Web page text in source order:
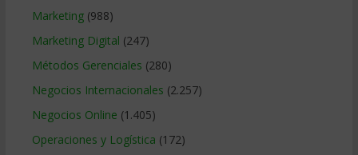
Marketing(988)
Marketing Digital (247)
Métodos Gerenciales (280)
Negocios Internacionales (2.257)
Negocios Online (1.405)
Operaciones y Logística (172)